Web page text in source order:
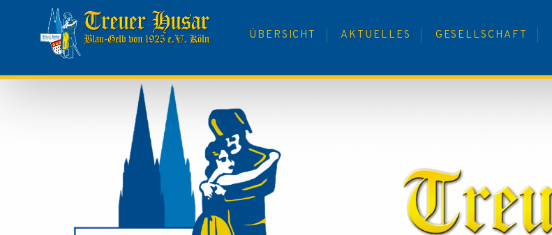
ÜBERSICHT AKTUELLES GESELLSCHAFT